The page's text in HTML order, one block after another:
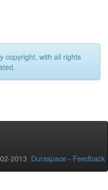
copyright, with all rights
2013 Duraspace - Feedback